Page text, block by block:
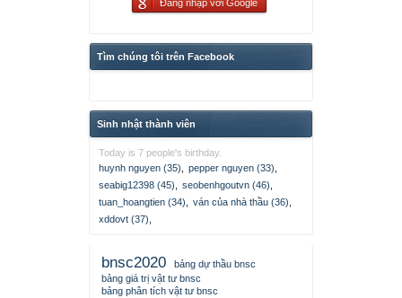
Đăng nhập với Google
Tìm chúng tôi trên Facebook
Sinh nhật thành viên
Today is 7 people's birthday.
huynh nguyen (35)
pepper nguyen (33)
seabig12398 (45)
seobenhgoutvn (46)
tuan_hoangtien (34)
ván của nhà thầu (36)
xddovt (37)
bnsc2020
bảng dự thầu bnsc
bảng giá trị vật tư bnsc
bảng phân tích vật tư bnsc